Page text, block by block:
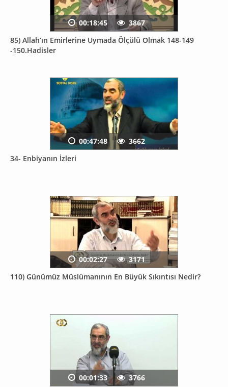
85) Allah’ın Emirlerine Uymada Ölçülü Olmak 148-149
-150.Hadisler
00:18:45 3867
34- Enbiyanın İzleri
00:47:48 3662
110) Günümüz Müslümanının En Büyük Sıkıntısı Nedir?
00:02:27 3171
00:01:33 3766